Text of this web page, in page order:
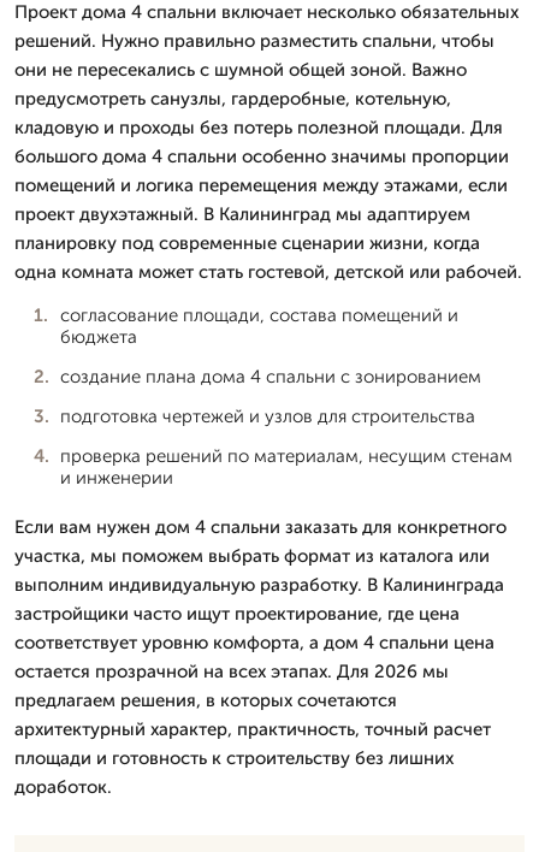
Проект дома 4 спальни включает несколько обязательных
решений. Нужно правильно разместить спальни, чтобы
они не пересекались с шумной общей зоной. Важно
предусмотреть санузлы, гардеробные, котельную,
кладовую и проходы без потерь полезной площади. Для
большого дома 4 спальни особенно значимы пропорции
помещений и логика перемещения между этажами, если
проект двухэтажный. В Калининград мы адаптируем
планировку под современные сценарии жизни, когда
одна комната может стать гостевой, детской или рабочей.
согласование площади, состава помещений и
бюджета
создание плана дома 4 спальни с зонированием
подготовка чертежей и узлов для строительства
проверка решений по материалам, несущим стенам
и инженерии
Если вам нужен дом 4 спальни заказать для конкретного
участка, мы поможем выбрать формат из каталога или
выполним индивидуальную разработку. В Калининграда
застройщики часто ищут проектирование, где цена
соответствует уровню комфорта, а дом 4 спальни цена
остается прозрачной на всех этапах. Для 2026 мы
предлагаем решения, в которых сочетаются
архитектурный характер, практичность, точный расчет
площади и готовность к строительству без лишних
доработок.